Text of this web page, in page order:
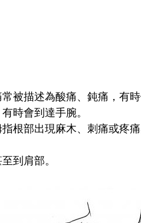
被描述為酸痛、鈍痛，有時
時會到達手腕。
指根部出現麻木、刺痛或疼
到肩部。